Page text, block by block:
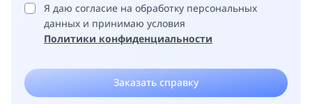
Я даю согласие на обработку персональных
данных и принимаю условия
Политики конфиденциальности
Заказать справку